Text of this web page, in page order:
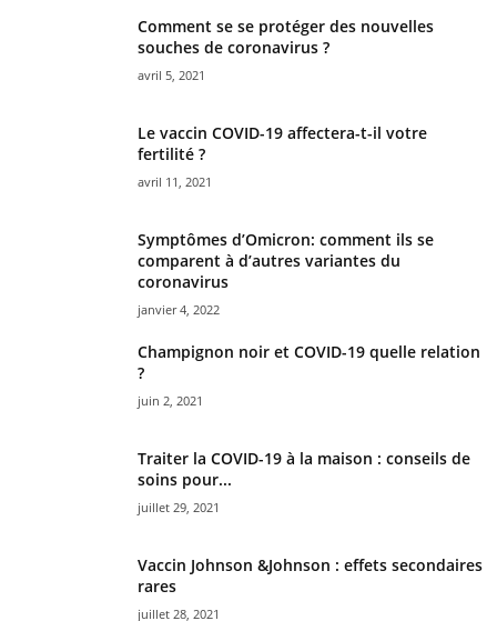
Comment se se protéger des nouvelles
souches de coronavirus ?
avril 5, 2021
Le vaccin COVID-19 affectera-t-il votre
fertilité ?
avril 11, 2021
Symptômes d’Omicron: comment ils se
comparent à d’autres variantes du
coronavirus
janvier 4, 2022
Champignon noir et COVID-19 quelle relation
?
juin 2, 2021
Traiter la COVID-19 à la maison : conseils de
soins pour...
juillet 29, 2021
Vaccin Johnson &Johnson : effets secondaires
rares
juillet 28, 2021